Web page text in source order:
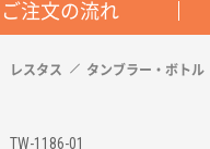
ご注文の流れ
レスタス タンブラー・ボトル
TW-1186-01